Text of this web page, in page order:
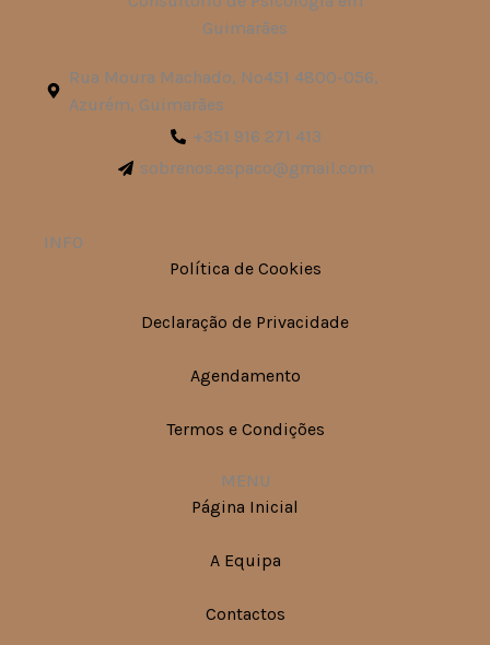
Rua Moura Machado, Nº451 4800-056,
Azurém, Guimarães
+351 916 271 413
sobrenos.espaco@gmail.com
INFO
Política de Cookies
Declaração de Privacidade
Agendamento
Termos e Condições
MENU
Página Inicial
A Equipa
Contactos